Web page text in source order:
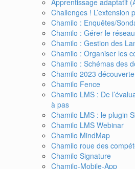
Challenges ! L’extension
Chamilo : Enquêtes/
Chamilo : Gérer le
Chamilo : Gestion des
Chamilo : Organiser les
Chamilo : Schémas des
Chamilo 2023
Chamilo Fence
Chamilo LMS : De
à pas
Chamilo LMS : le plugin
Chamilo LMS Webinar
Chamilo MindMap
Chamilo roue des
Chamilo Signature
Chamilo-Mobile-App